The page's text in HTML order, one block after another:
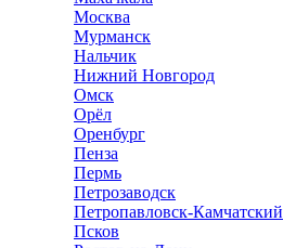
Москва
Мурманск
Нальчик
Нижний Новгород
Омск
Орёл
Оренбург
Пенза
Пермь
Петрозаводск
Петропавловск-Камчатский
Псков